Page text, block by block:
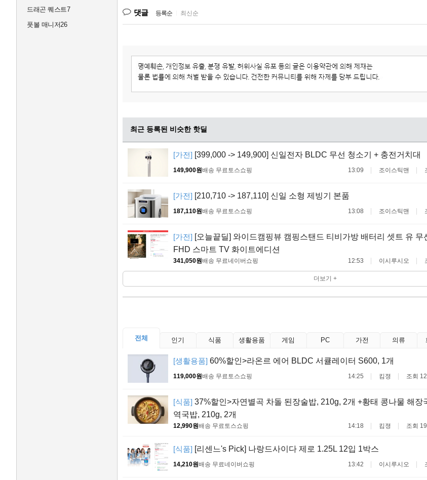
드래곤 퀘스트7
풋볼 매니저26
댓글 등록순 최신순
최근 등록된 비슷한 핫딜
[가전] [399,000 -> 149,900] 신일전자 BLDC 무선 청소기 + 충전거치대
149,900원배송 무료 토스쇼핑 13:09 조이스틱맨
[가전] [210,710 -> 187,110] 신일 소형 제빙기 본품
187,110원배송 무료 토스쇼핑 13:08 조이스틱맨
[가전] [오늘끝딜] 와이드캠핑뷰 캠핑스탠드 티비가방 배터리 셋트 유
FHD 스마트 TV 화이트에디션
341,050원배송 무료네이버쇼핑 12:53 이시루시오
더보기 +
전체 인기 식품 생활용품 게임 PC 가전 의류
[생활용품] 60%할인>라온르 에어 BLDC 서큘레이터 S600, 1개
119,000원배송 무료 토스쇼핑 14:25 킴졍 조회 12
[식품] 37%할인>자연별곡 차돌 된장술밥, 210g, 2개 +황태 콩나물 해장
역국밥, 210g, 2개
12,990원배송 무료토스쇼핑 14:18 킴졍 조회 19
[식품] [리센느's Pick] 나랑드사이다 제로 1.25L 12입 1박스
14,210원배송 무료네이버쇼핑 13:42 이시루시오